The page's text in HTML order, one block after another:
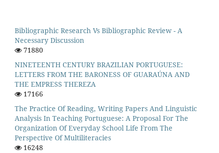
Bibliographic Research Vs Bibliographic Review - A
Necessary Discussion
71880
NINETEENTH CENTURY BRAZILIAN PORTUGUESE:
LETTERS FROM THE BARONESS OF GUARAÚNA AND
THE EMPRESS THEREZA
17166
The Practice Of Reading, Writing Papers And Linguistic
Analysis In Teaching Portuguese: A Proposal For The
Organization Of Everyday School Life From The
Perspective Of Multiliteracies
16248